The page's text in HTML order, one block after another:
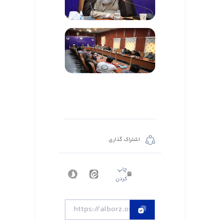
اشتراک گذاری
چاپ
کردن